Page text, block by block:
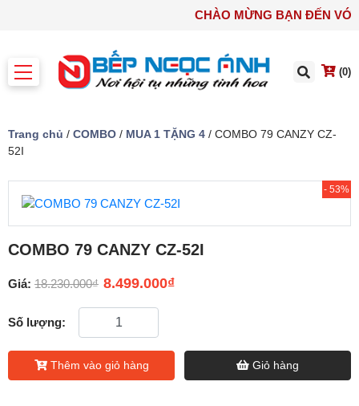
CHÀO MỪNG BẠN ĐẾN
(0)
Trang chủ / COMBO / MUA 1 TẶNG 4 / COMBO 79 CANZY CZ-
52I
- 53%
COMBO 79 CANZY CZ-52I
Giá: 18.230.000₫ 8.499.000₫
Số lượng:
Thêm vào giỏ hàng Giỏ hàng